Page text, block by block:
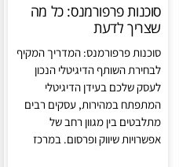
סוכנות פרפורמנס: כל מה
שצריך לדעת
סוכנות פרפורמנס: המדריך המקיף
לבחירת השותף הדיגיטלי הנכון
לעסק שלכם בעידן הדיגיטלי
המתפתח במהירות, עסקים רבים
מתלבטים בין מגוון רחב של
אפשרויות שיווק ופרסום. במרכז